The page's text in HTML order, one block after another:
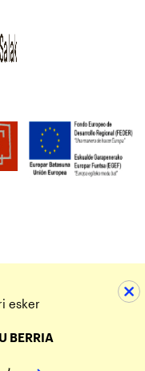
esker
BERRIA